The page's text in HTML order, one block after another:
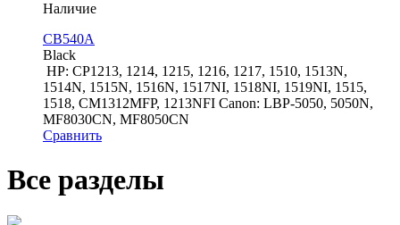
Наличие
CB540A
Black
HP: CP1213, 1214, 1215, 1216, 1217, 1510, 1513N,
1514N, 1515N, 1516N, 1517NI, 1518NI, 1519NI, 1515,
1518, CM1312MFP, 1213NFI Canon: LBP-5050, 5050N,
MF8030CN, MF8050CN
Сравнить
Все разделы